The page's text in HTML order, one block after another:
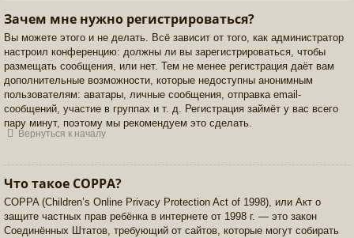
Зачем мне нужно регистрироваться?
Вы можете этого и не делать. Всё зависит от того, как администратор
настроил конференцию: должны ли вы зарегистрироваться, чтобы
размещать сообщения, или нет. Тем не менее регистрация даёт вам
дополнительные возможности, которые недоступны анонимным
пользователям: аватары, личные сообщения, отправка email-
сообщений, участие в группах и т. д. Регистрация займёт у вас всего
пару минут, поэтому мы рекомендуем это сделать.
Вернуться к началу
Что такое COPPA?
COPPA (Children’s Online Privacy Protection Act of 1998), или Акт о
защите частных прав ребёнка в интернете от 1998 г. — это закон
Соединённых Штатов, требующий от сайтов, которые могут собирать